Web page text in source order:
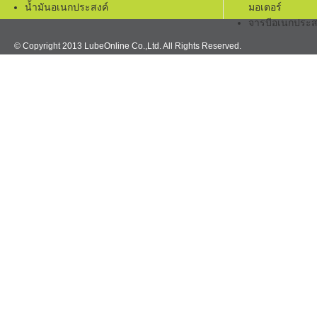
น้ำมันอเนกประสงค์
มอเตอร์
จารบีอเนกประ
© Copyright 2013 LubeOnline Co.,Ltd. All Rights Reserved.